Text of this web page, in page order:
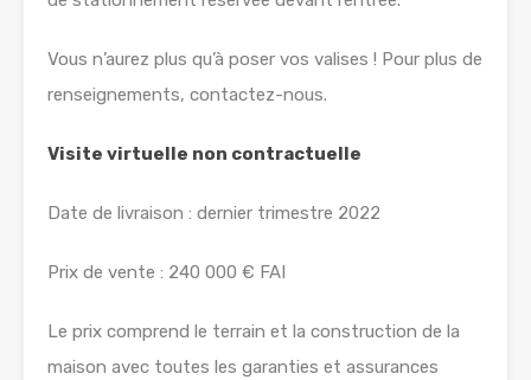
Vous n’aurez plus qu’à poser vos valises ! Pour plus de
renseignements, contactez-nous.
Visite virtuelle non contractuelle
Date de livraison : dernier trimestre 2022
Prix de vente : 240 000 € FAI
Le prix comprend le terrain et la construction de la
maison avec toutes les garanties et assurances